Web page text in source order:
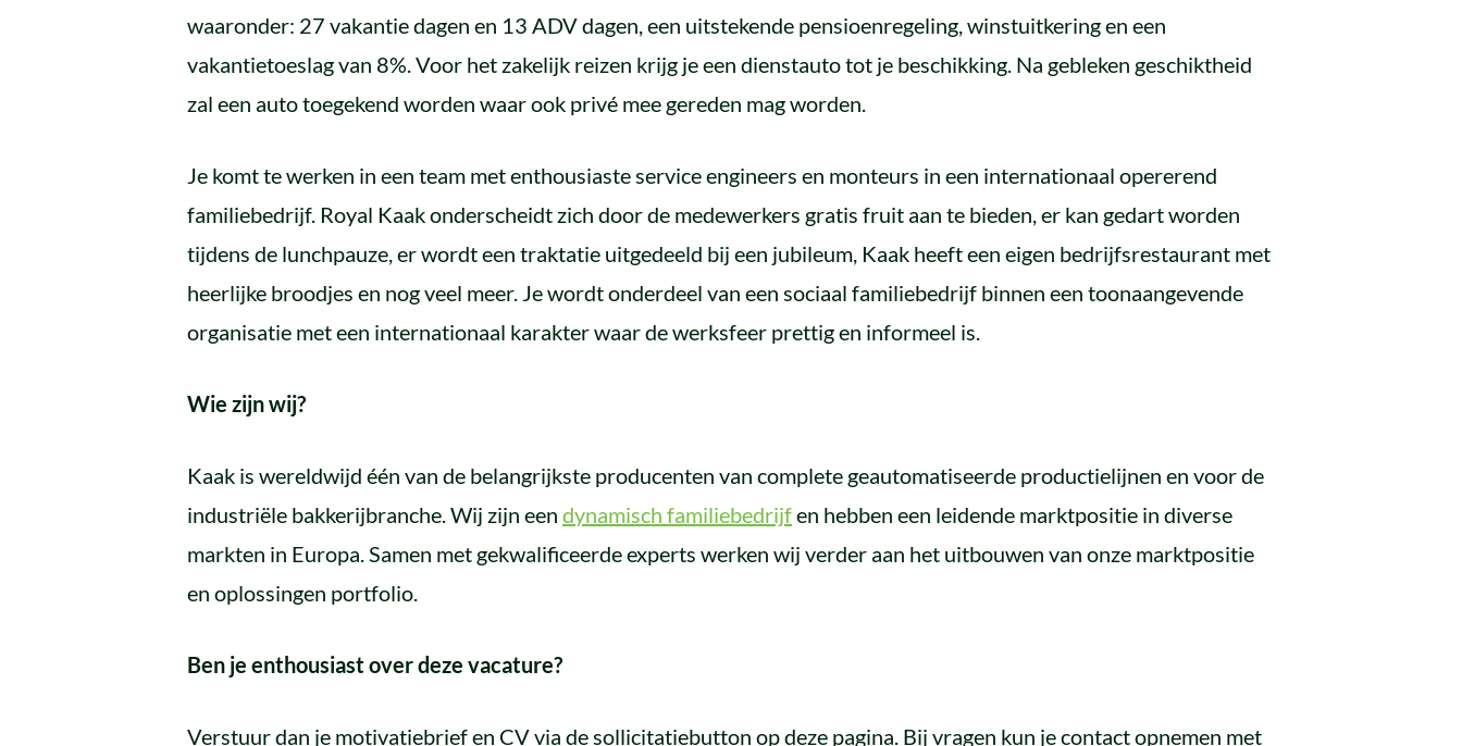
waaronder: 27 vakantie dagen en 13 ADV dagen, een uitstekende pensioenregeling, winstuitkering en een
vakantietoeslag van 8%. Voor het zakelijk reizen krijg je een dienstauto tot je beschikking. Na gebleken geschiktheid
zal een auto toegekend worden waar ook privé mee gereden mag worden.
Je komt te werken in een team met enthousiaste service engineers en monteurs in een internationaal opererend
familiebedrijf. Royal Kaak onderscheidt zich door de medewerkers gratis fruit aan te bieden, er kan gedart worden
tijdens de lunchpauze, er wordt een traktatie uitgedeeld bij een jubileum, Kaak heeft een eigen bedrijfsrestaurant met
heerlijke broodjes en nog veel meer. Je wordt onderdeel van een sociaal familiebedrijf binnen een toonaangevende
organisatie met een internationaal karakter waar de werksfeer prettig en informeel is.
Wie zijn wij?
Kaak is wereldwijd één van de belangrijkste producenten van complete geautomatiseerde productielijnen en voor de
industriële bakkerijbranche. Wij zijn een dynamisch familiebedrijfen hebben een leidende marktpositie in diverse
markten in Europa. Samen met gekwalificeerde experts werken wij verder aan het uitbouwen van onze marktpositie
en oplossingen portfolio.
Ben je enthousiast over deze vacature?
Verstuur dan je motivatiebrief en CV via de sollicitatiebutton op deze pagina. Bij vragen kun je contact opnemen met